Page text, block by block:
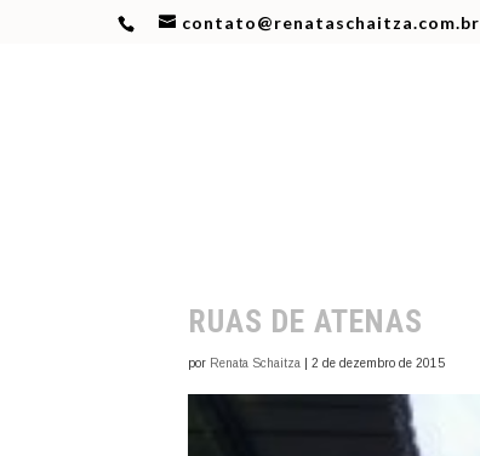
contato@renataschaitza.com.br
RUAS DE ATENAS
por Renata Schaitza 2 de dezembro de 2015